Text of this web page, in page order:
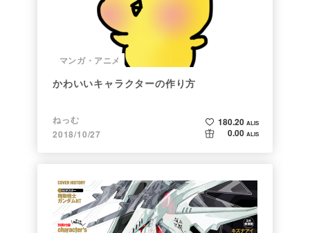
マンガ・アニメ
かわいいキャラクターの作り方
ねっむ
2018/10/27
180.20 ALIS
0.00 ALIS